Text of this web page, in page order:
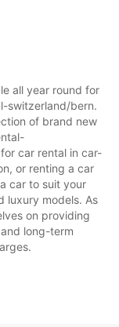
all year round for
switzerland/bern.
of brand new
car rental in car-
or renting a car
car to suit your
luxury models. As
on providing
long-term